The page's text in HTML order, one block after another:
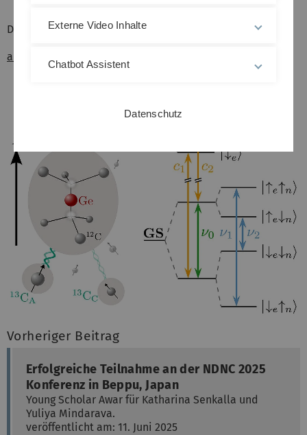
Der Volltext des Artikels kann hier eingesehen werden:
arxiv.org/abs/2510.09164
Vorheriger Beitrag
Erfolgreiche Teilnahme an der NDNC 2025
Konferenz in Beppu, Japan
Young Scholar Awar für Katharina Senkalla und
Yuliya Mindarava.
veröffentlicht am: 11. Juni 2025
Externe Video Inhalte
Chatbot Assistent
Datenschutz